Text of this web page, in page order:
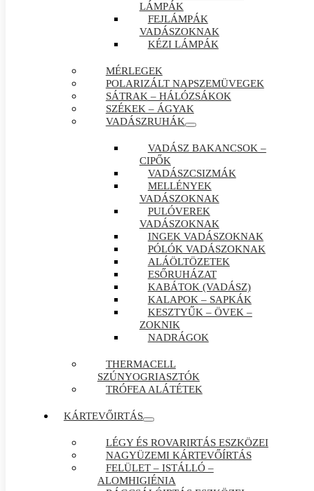
LÁMPÁK
FEJLÁMPÁK
VADÁSZOKNAK
KÉZI LÁMPÁK
MÉRLEGEK
POLARIZÁLT NAPSZEMÜVEGEK
SÁTRAK – HÁLÓZSÁKOK
SZÉKEK – ÁGYAK
VADÁSZRUHÁK
VADÁSZ BAKANCSOK –
CIPŐK
VADÁSZCSIZMÁK
MELLÉNYEK
VADÁSZOKNAK
PULÓVEREK
VADÁSZOKNAK
INGEK VADÁSZOKNAK
PÓLÓK VADÁSZOKNAK
ALÁÖLTÖZETEK
ESŐRUHÁZAT
KABÁTOK (VADÁSZ)
KALAPOK – SAPKÁK
KESZTYŰK – ÖVEK –
ZOKNIK
NADRÁGOK
THERMACELL
SZÚNYOGRIASZTÓK
TRÓFEA ALÁTÉTEK
KÁRTEVŐIRTÁS
LÉGY ÉS ROVARIRTÁS ESZKÖZEI
NAGYÜZEMI KÁRTEVŐÍRTÁS
FELÜLET – ISTÁLLÓ –
ALOMHIGIÉNIA